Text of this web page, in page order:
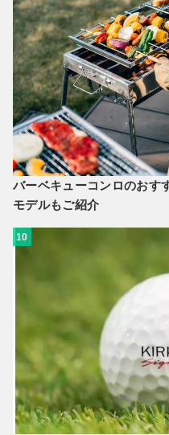
バーベキューコンロのおす
モデルもご紹介
10